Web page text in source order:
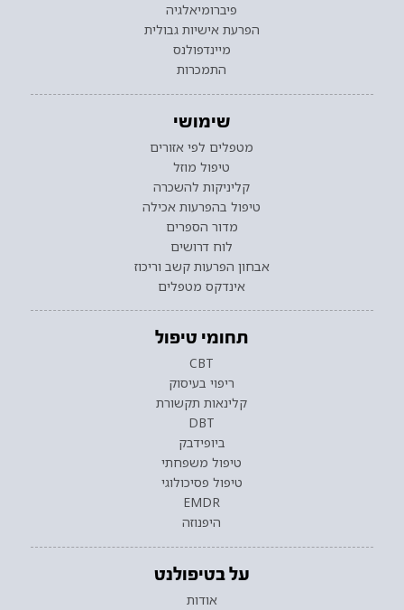
פיברומיאלגיה
הפרעת אישיות גבולית
מיינדפולנס
התמכרות
שימושי
מטפלים לפי אזורים
טיפול מוזל
קליניקות להשכרה
טיפול בהפרעות אכילה
מדור הספרים
לוח דרושים
אבחון הפרעות קשב וריכוז
אינדקס מטפלים
תחומי טיפול
CBT
ריפוי בעיסוק
קלינאות תקשורת
DBT
ביופידבק
טיפול משפחתי
טיפול פסיכולוגי
EMDR
היפנוזה
על בטיפולנט
אודות